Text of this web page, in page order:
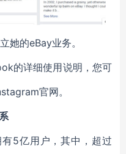
她的eBay业务。
的详细使用说明，您可
官网。
5亿用户，其中，超过